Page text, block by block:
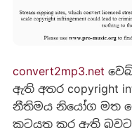
convert2mp3.net
ඇති අතර copyright
නීතිමය නියෝග මත
කටයුතු කර ඇති